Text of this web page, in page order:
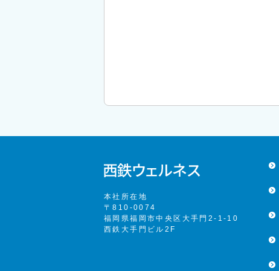
本社所在地
〒810-0074
福岡県福岡市中央区大手門2-1-10
西鉄大手門ビル2F